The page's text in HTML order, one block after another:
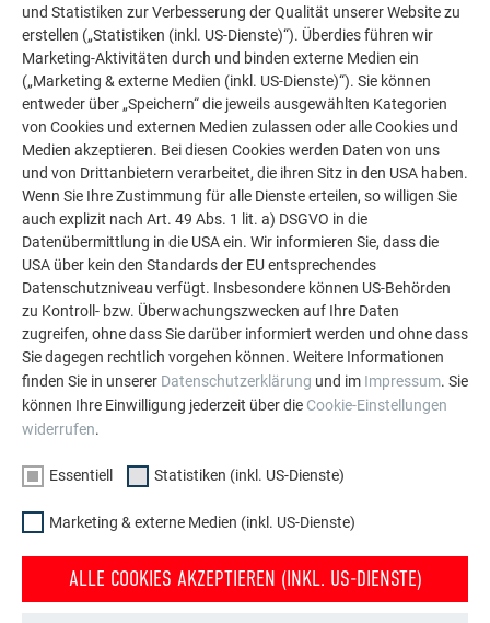
PREFA bietet dem Fachmann Unterstützung für die
Dimensionierung von PREFA Dachentwässerungsprodukten
an.
HINWEIS
Für Unterstützung zu objektbezogenen Berechnungen
wenden Sie sich bitte an die PREFA Produkttechnik
unterufficiotecnico@prefa.com.
ZURÜCK WEITER
ÜBER PREFA
Über uns
Nachhaltigkeit
Jobangebote
Compliance
Bauhandwerker in der Nähe
Prospekte bestellen
und Statistiken zur Verbesserung der Qualität unserer Website zu
erstellen („Statistiken (inkl. US-Dienste)“). Überdies führen wir
Marketing-Aktivitäten durch und binden externe Medien ein
(„Marketing & externe Medien (inkl. US-Dienste)“). Sie können
entweder über „Speichern“ die jeweils ausgewählten Kategorien
von Cookies und externen Medien zulassen oder alle Cookies und
Medien akzeptieren. Bei diesen Cookies werden Daten von uns
und von Drittanbietern verarbeitet, die ihren Sitz in den USA haben.
Wenn Sie Ihre Zustimmung für alle Dienste erteilen, so willigen Sie
auch explizit nach Art. 49 Abs. 1 lit. a) DSGVO in die
Datenübermittlung in die USA ein. Wir informieren Sie, dass die
USA über kein den Standards der EU entsprechendes
Datenschutzniveau verfügt. Insbesondere können US-Behörden
zu Kontroll- bzw. Überwachungszwecken auf Ihre Daten
zugreifen, ohne dass Sie darüber informiert werden und ohne dass
Sie dagegen rechtlich vorgehen können. Weitere Informationen
finden Sie in unserer Datenschutzerklärung und im Impressum. Sie
können Ihre Einwilligung jederzeit über die Cookie-Einstellungen
widerrufen.
Essentiell Statistiken (inkl. US-Dienste)
Marketing & externe Medien (inkl. US-Dienste)
ALLE COOKIES AKZEPTIEREN (INKL. US-DIENSTE)